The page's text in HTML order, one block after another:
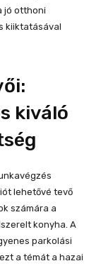
jó otthoni
kiiktatásával
kiváló
lehetővé tevő
számára a
konyha. A
parkolási
a témát a hazai